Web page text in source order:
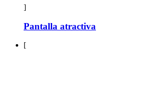
]
Pantalla atractiva
[